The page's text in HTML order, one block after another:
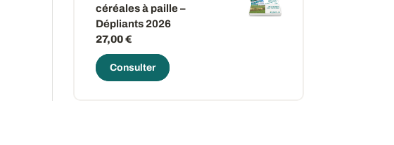
céréales à paille –
Dépliants 2026
27,00 €
Consulter